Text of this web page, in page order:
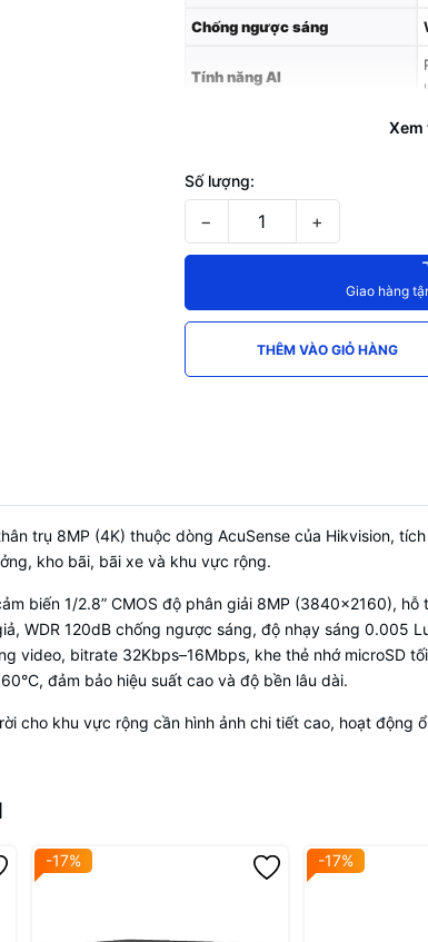
Chống ngược sáng
Tính năng AI
Chuẩn bảo vệ
Nguồn cấp
Số lượng:
− +
Giao hàng
THÊM VÀO GIỎ HÀNG
trụ 8MP (4K) thuộc dòng AcuSense của Hikvision,
kho bãi, bãi xe và khu vực rộng.
biến 1/2.8” CMOS độ phân giải 8MP (3840×2160),
WDR 120dB chống ngược sáng, độ nhạy sáng 0.005
video, bitrate 32Kbps–16Mbps, khe thẻ nhớ microSD
đảm bảo hiệu suất cao và độ bền lâu dài.
cho khu vực rộng cần hình ảnh chi tiết cao, hoạt động
-17% -17%